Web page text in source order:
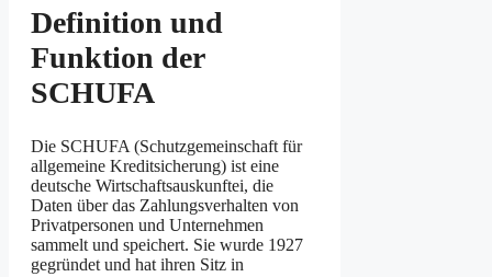
Definition und
Funktion der
SCHUFA
Die SCHUFA (Schutzgemeinschaft für
allgemeine Kreditsicherung) ist eine
deutsche Wirtschaftsauskunftei, die
Daten über das Zahlungsverhalten von
Privatpersonen und Unternehmen
sammelt und speichert. Sie wurde 1927
gegründet und hat ihren Sitz in